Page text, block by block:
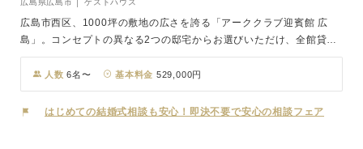
広島県広島市 │ ゲストハウス
広島市西区、1000坪の敷地の広さを誇る「アーククラブ迎賓館 広
島」。コンセプトの異なる2つの邸宅からお選びいただけ、全館貸切
でお過ごしいただけます。「ヴィクトリアハウス」には、季節によっ
て趣を変える木々と、祭壇の先の水鏡がおふたりを祝福する“木と水
のチャペル”。「ホワイトハウス」には、白を基調とし、祭壇の奥の
100万粒のクリスタルが誓いのシーンを明るく照らす“クリスタルチ
人数 6名〜 基本料金 529,000円
はじめての結婚式相談も安心！即決不要で安心の相談フェア